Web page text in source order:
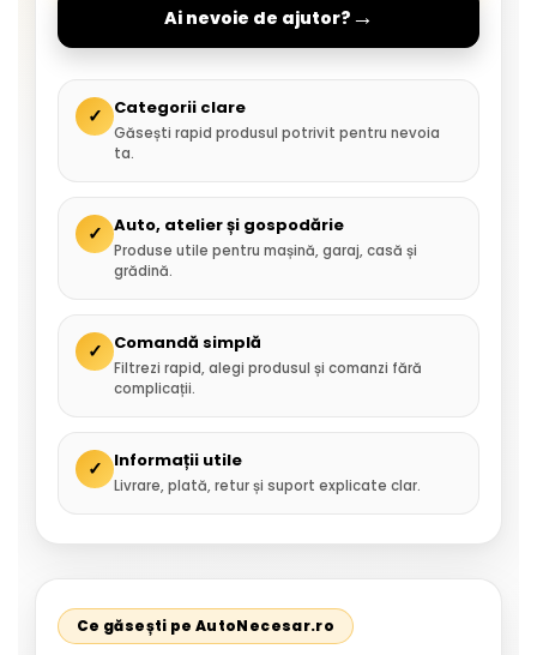
Ai nevoie de ajutor? →
✓ Categorii clare
Găsești rapid produsul potrivit pentru nevoia
ta.
✓ Auto, atelier și gospodărie
Produse utile pentru mașină, garaj, casă și
grădină.
✓ Comandă simplă
Filtrezi rapid, alegi produsul și comanzi fără
complicații.
✓ Informații utile
Livrare, plată, retur și suport explicate clar.
Ce găsești pe AutoNecesar.ro